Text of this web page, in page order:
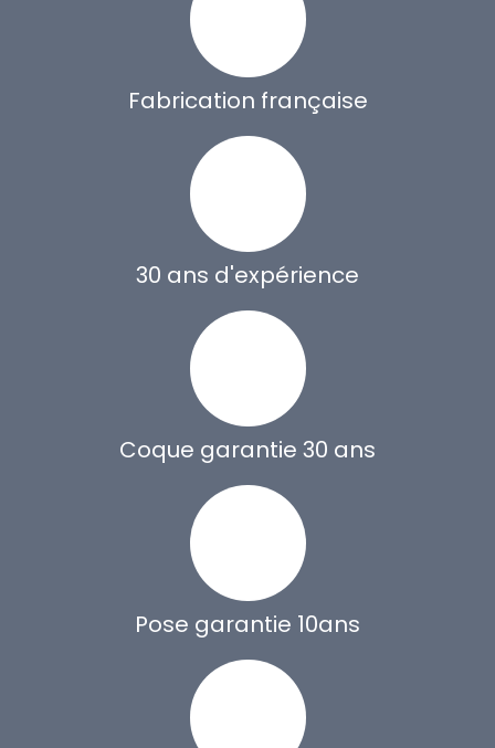
Fabrication française
30 ans d'expérience
Coque garantie 30 ans
Pose garantie 10ans